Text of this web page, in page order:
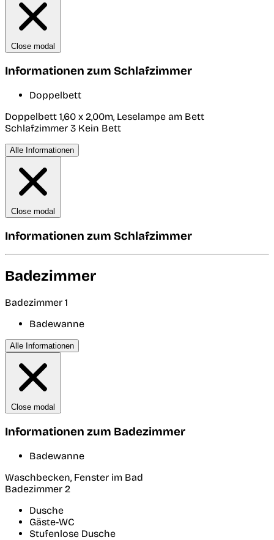
Close modal
Informationen zum Schlafzimmer
Doppelbett
Doppelbett 1,60 x 2,00m, Leselampe am Bett
Schlafzimmer 3 Kein Bett
Alle Informationen
Close modal
Informationen zum Schlafzimmer
Badezimmer
Badezimmer 1
Badewanne
Alle Informationen
Close modal
Informationen zum Badezimmer
Badewanne
Waschbecken, Fenster im Bad
Badezimmer 2
Dusche
Gäste-WC
Stufenlose Dusche